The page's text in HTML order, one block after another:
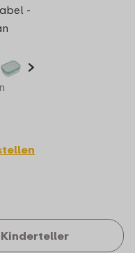
-
Kinderteller